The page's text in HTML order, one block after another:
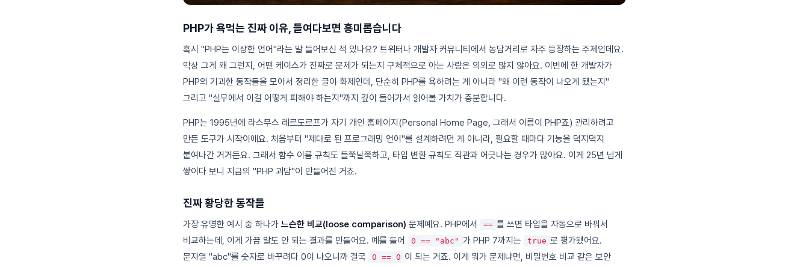
PHP가 욕먹는 진짜 이유, 들여다보면 흥미롭습니다
혹시 "PHP는 이상한 언어"라는 말 들어보신 적 있나요? 트위터나 개발자 커뮤니티에서 농담거리로 자주 등장하는 주제인데요.
막상 그게 왜 그런지, 어떤 케이스가 진짜로 문제가 되는지 구체적으로 아는 사람은 의외로 많지 않아요. 이번에 한 개발자가
PHP의 기괴한 동작들을 모아서 정리한 글이 화제인데, 단순히 PHP를 욕하려는 게 아니라 "왜 이런 동작이 나오게 됐는지"
그리고 "실무에서 이걸 어떻게 피해야 하는지"까지 깊이 들어가서 읽어볼 가치가 충분합니다.
PHP는 1995년에 라스무스 레르도르프가 자기 개인 홈페이지(Personal Home Page, 그래서 이름이 PHP죠) 관리하려고
만든 도구가 시작이에요. 처음부터 "제대로 된 프로그래밍 언어"를 설계하려던 게 아니라, 필요할 때마다 기능을 덕지덕지
붙여나간 거거든요. 그래서 함수 이름 규칙도 들쭉날쭉하고, 타입 변환 규칙도 직관과 어긋나는 경우가 많아요. 이게 25년 넘게
쌓이다 보니 지금의 "PHP 괴담"이 만들어진 거죠.
진짜 황당한 동작들
가장 유명한 예시 중 하나가 느슨한 비교(loose comparison) 문제예요. PHP에서 == 를 쓰면 타입을 자동으로 바꿔서
비교하는데, 이게 가끔 말도 안 되는 결과를 만들어요. 예를 들어
0 == "abc" 가 PHP 7까지는 true 로 평가됐어요.
문자열 "abc"를 숫자로 바꾸려다 0이 나오니까 결국
0 == 0 이 되는 거죠. 이게 뭐가 문제냐면, 비밀번호 비교 같은 보안